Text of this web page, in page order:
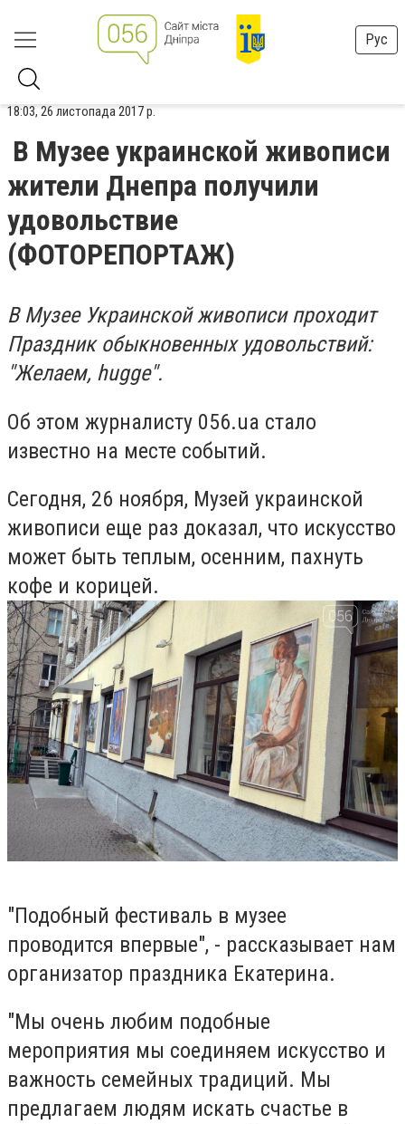
Рус
18:03, 26 листопада 2017 р.
В Музее украинской живописи
жители Днепра получили
удовольствие
(ФОТОРЕПОРТАЖ)
В Музее Украинской живописи проходит
Праздник обыкновенных удовольствий:
"Желаем, hugge".
Об этом журналисту 056.ua стало
известно на месте событий.
Сегодня, 26 ноября, Музей украинской
живописи еще раз доказал, что искусство
может быть теплым, осенним, пахнуть
кофе и корицей.
"Подобный фестиваль в музее
проводится впервые", - рассказывает нам
организатор праздника Екатерина.
"Мы очень любим подобные
мероприятия мы соединяем искусство и
важность семейных традиций. Мы
предлагаем людям искать счастье в